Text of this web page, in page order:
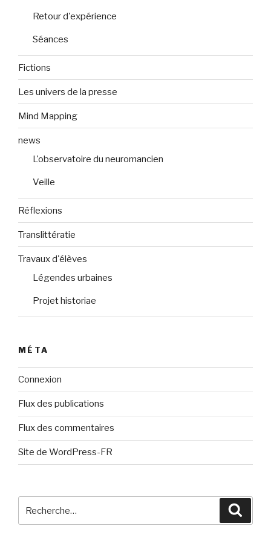
Retour d'expérience
Séances
Fictions
Les univers de la presse
Mind Mapping
news
L'observatoire du neuromancien
Veille
Réflexions
Translittératie
Travaux d'élèves
Légendes urbaines
Projet historiae
MÉTA
Connexion
Flux des publications
Flux des commentaires
Site de WordPress-FR
pour